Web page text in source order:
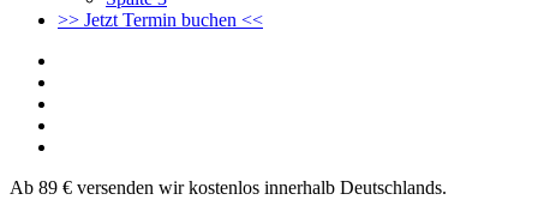
>> Jetzt Termin buchen <<
Ab 89 € versenden wir kostenlos innerhalb Deutschlands.